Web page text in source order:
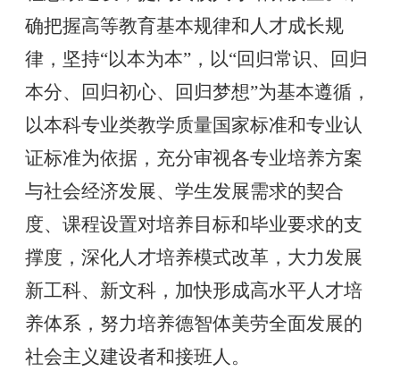
确把握高等教育基本规律和人才成长规
律，坚持“以本为本”，以“回归常识、回归
本分、回归初心、回归梦想”为基本遵循，
以本科专业类教学质量国家标准和专业认
证标准为依据，充分审视各专业培养方案
与社会经济发展、学生发展需求的契合
度、课程设置对培养目标和毕业要求的支
撑度，深化人才培养模式改革，大力发展
新工科、新文科，加快形成高水平人才培
养体系，努力培养德智体美劳全面发展的
社会主义建设者和接班人。